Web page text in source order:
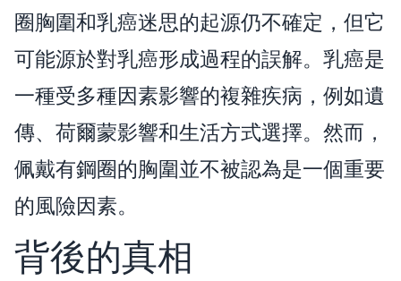
圈胸圍和乳癌迷思的起源仍不確定，但它
可能源於對乳癌形成過程的誤解。乳癌是
一種受多種因素影響的複雜疾病，例如遺
傳、荷爾蒙影響和生活方式選擇。然而，
佩戴有鋼圈的胸圍並不被認為是一個重要
的風險因素。
背後的真相